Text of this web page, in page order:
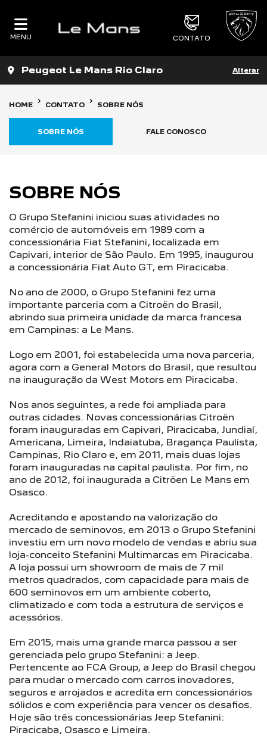
MENU CONTATO
Peugeot Le Mans Rio Claro Alterar
HOME CONTATO SOBRE NÓS
SOBRE NÓS FALE CONOSCO
SOBRE NÓS
O Grupo Stefanini iniciou suas atividades no
comércio de automóveis em 1989 com a
concessionária Fiat Stefanini, localizada em
Capivari, interior de São Paulo. Em 1995, inaugurou
a concessionária Fiat Auto GT, em Piracicaba.
No ano de 2000, o Grupo Stefanini fez uma
importante parceria com a Citroën do Brasil,
abrindo sua primeira unidade da marca francesa
em Campinas: a Le Mans.
Logo em 2001, foi estabelecida uma nova parceria,
agora com a General Motors do Brasil, que resultou
na inauguração da West Motors em Piracicaba.
Nos anos seguintes, a rede foi ampliada para
outras cidades. Novas concessionárias Citroën
foram inauguradas em Capivari, Piracicaba, Jundiaí,
Americana, Limeira, Indaiatuba, Bragança Paulista,
Campinas, Rio Claro e, em 2011, mais duas lojas
foram inauguradas na capital paulista. Por fim, no
ano de 2012, foi inaugurada a Citröen Le Mans em
Osasco.
Acreditando e apostando na valorização do
mercado de seminovos, em 2013 o Grupo Stefanini
investiu em um novo modelo de vendas e abriu sua
loja-conceito Stefanini Multimarcas em Piracicaba.
A loja possui um showroom de mais de 7 mil
metros quadrados, com capacidade para mais de
600 seminovos em um ambiente coberto,
climatizado e com toda a estrutura de serviços e
acessórios.
Em 2015, mais uma grande marca passou a ser
gerenciada pelo grupo Stefanini: a Jeep.
Pertencente ao FCA Group, a Jeep do Brasil chegou
para mudar o mercado com carros inovadores,
seguros e arrojados e acredita em concessionários
sólidos e com experiência para vencer os desafios.
Hoje são três concessionárias Jeep Stefanini:
Piracicaba, Osasco e Limeira.